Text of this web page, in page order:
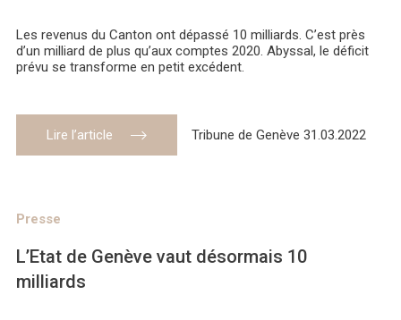
Les revenus du Canton ont dépassé 10 milliards. C’est près
d’un milliard de plus qu’aux comptes 2020. Abyssal, le déficit
prévu se transforme en petit excédent.
Lire l’article Tribune de Genève 31.03.2022
Presse
L’Etat de Genève vaut désormais 10
milliards